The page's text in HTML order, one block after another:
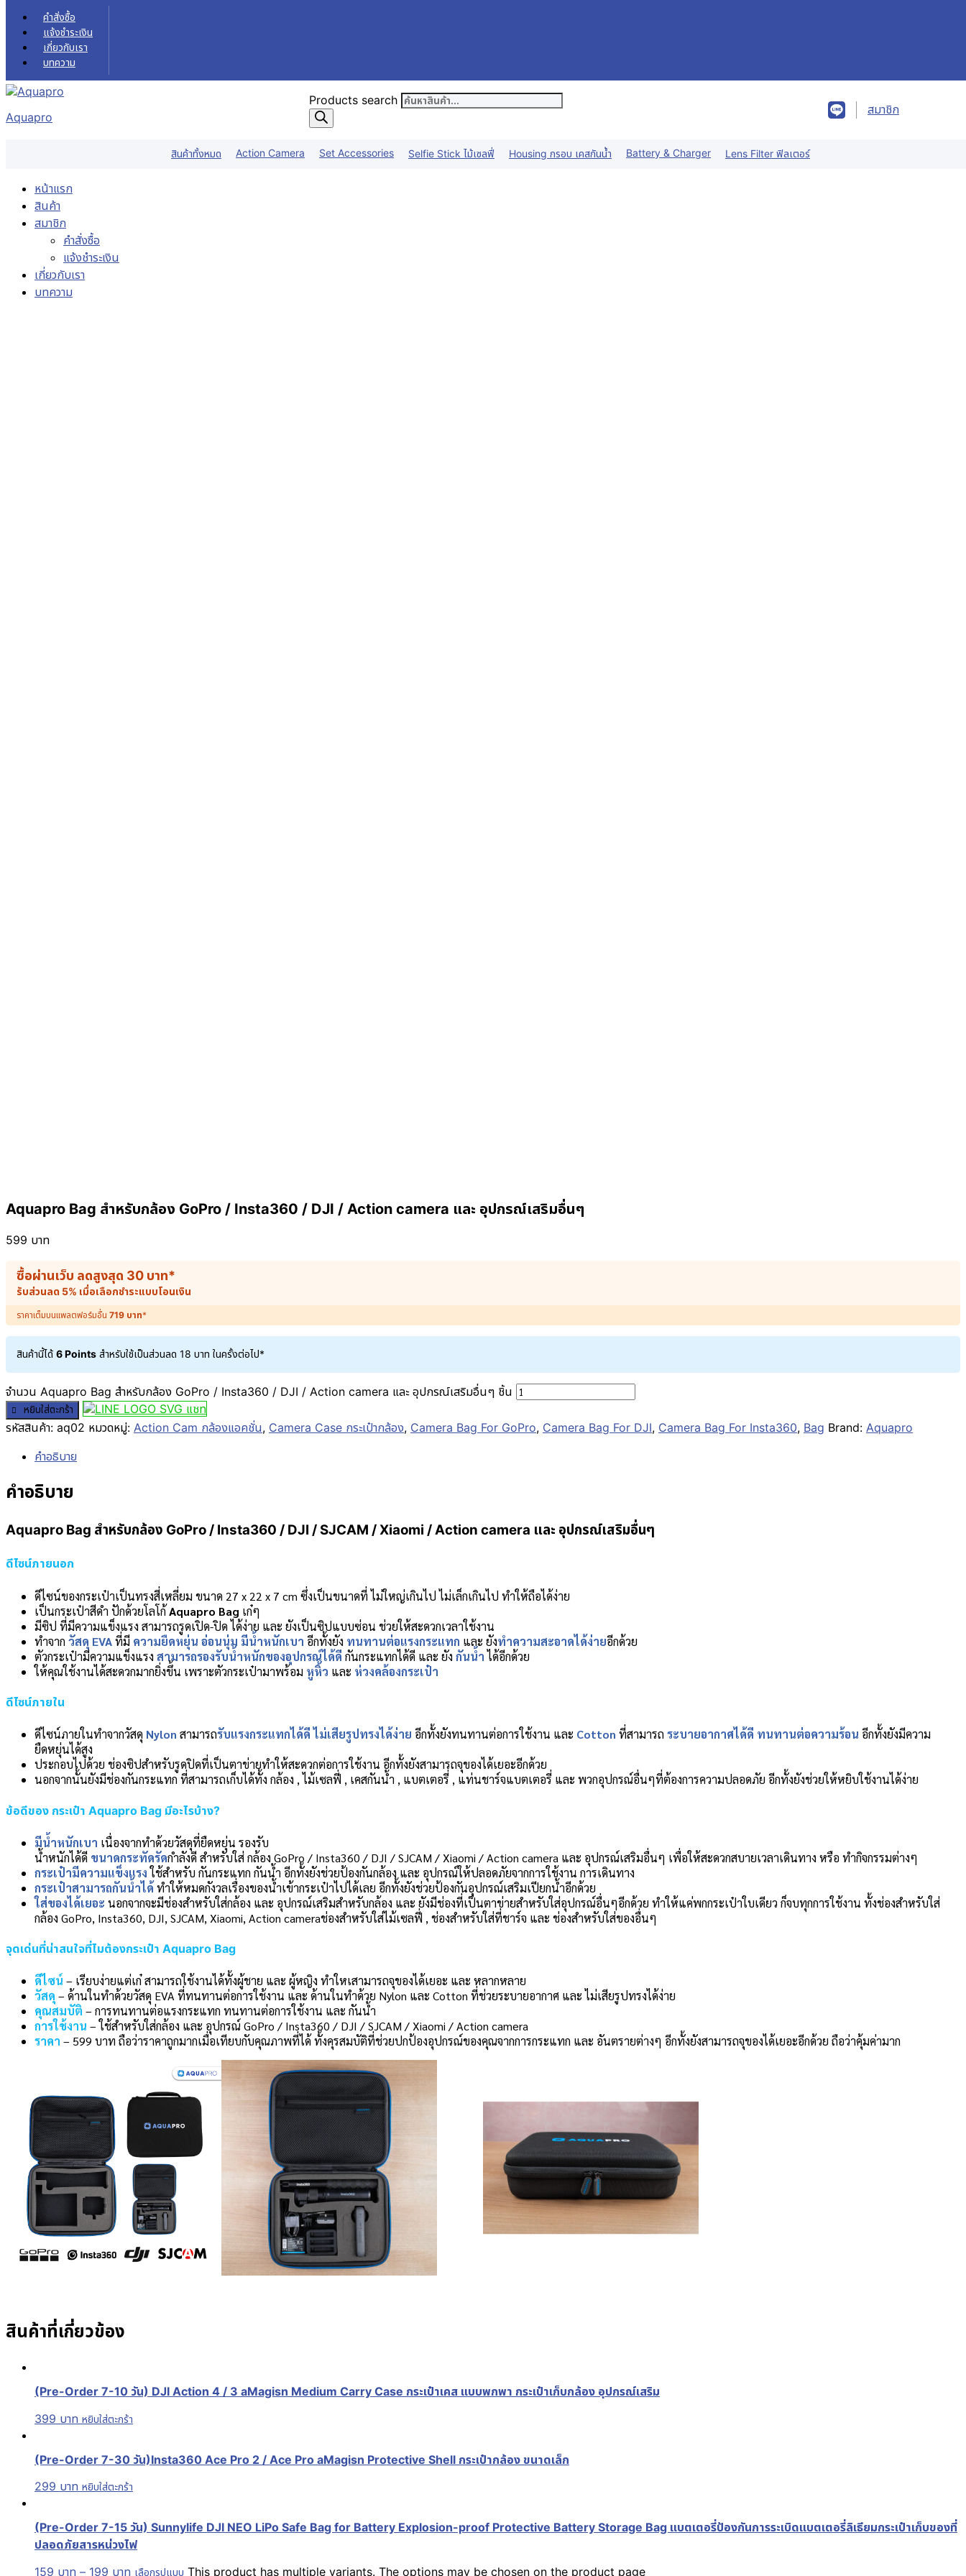
Skip to content
คำสั่งซื้อ
แจ้งชำระเงิน
เกี่ยวกับเรา
บทความ
Aquapro
Products search
สมาชิก
สินค้าทั้งหมด Action Camera Set Accessories Selfie Stick ไม้เซลฟี่ Housing กรอบ เคสกันน้ำ Battery & Charger Lens Filter ฟิลเตอร์
หน้าแรก
สินค้า
สมาชิก
คำสั่งซื้อ
แจ้งชำระเงิน
เกี่ยวกับเรา
บทความ
Aquapro Bag สำหรับกล้อง GoPro / Insta360 / DJI / Action camera และ อุปกรณ์เสริมอื่นๆ
599 บาท
ซื้อผ่านเว็บ ลดสูงสุด 30 บาท*
รับส่วนลด 5% เมื่อเลือกชำระแบบโอนเงิน
ราคาเต็มบนแพลตฟอร์มอื่น 719 บาท*
สินค้านี้ได้ 6 Points สำหรับใช้เป็นส่วนลด 18 บาท ในครั้งต่อไป*
จำนวน Aquapro Bag สำหรับกล้อง GoPro / Insta360 / DJI / Action camera และ อุปกรณ์เสริมอื่นๆ ชิ้น
หยิบใส่ตะกร้า
แชท
รหัสสินค้า: aq02 หมวดหมู่: Action Cam กล้องแอคชั่น, Camera Case กระเป๋ากล้อง, Camera Bag For GoPro, Camera Bag For DJI, Camera Bag For Insta360, Bag Brand: Aquapro
คำอธิบาย
คำอธิบาย
Aquapro Bag สำหรับกล้อง GoPro / Insta360 / DJI / SJCAM / Xiaomi / Action camera และ อุปกรณ์เสริมอื่นๆ
ดีไซน์ภายนอก
ดีไซน์ของกระเป๋าเป็นทรงสี่เหลี่ยม ขนาด 27 x 22 x 7 cm ซึ่งเป็นขนาดที่ ไม่ใหญ่เกินไป ไม่เล็กเกินไป ทำให้ถือได้ง่าย
เป็นกระเป๋าสีดำ ปักด้วยโลโก้Aquapro Bag เก๋ๆ
มีซิป ที่มีความแข็งแรง สามารถรูดเปิด-ปิด ได้ง่าย และ ยังเป็นซิปแบบซ่อน ช่วยให้สะดวกเวลาใช้งาน
ทำจาก วัสดุ EVAที่มี ความยืดหยุ่น อ่อนนุ่ม มีน้ำหนักเบา อีกทั้งยัง ทนทานต่อแรงกระแทก และ ยังทำความสะอาดได้ง่ายอีกด้วย
ตัวกระเป๋ามีความแข็งแรง สามารถรองรับน้ำหนักของอุปกรณ์ได้ดี กันกระแทกได้ดี และ ยัง กันน้ำได้อีกด้วย
ให้คุณใช้งานได้สะดวกมากยิ่งขึ้น เพราะตัวกระเป๋ามาพร้อม หูหิ้ว และ ห่วงคล้องกระเป๋า
ดีไซน์ภายใน
ดีไซน์ภายในทำจากวัสดุ Nylon สามารถรับแรงกระแทกได้ดี ไม่เสียรูปทรงได้ง่าย อีกทั้งยังทนทานต่อการใช้งาน และ Cotton ที่สามารถ ระบายอากาศได้ดี ทนทานต่อความร้อน อีกทั้งยังมีความ
ยืดหยุ่นได้สูง
ประกอบไปด้วย ช่องซิปสำหรับรูดปิดที่เป็นตาข่ายทำให้สะดวกต่อการใช้งาน อีกทั้งยังสามารถจุของได้เยอะอีกด้วย
นอกจากนั้นยังมีช่องกันกระแทก ที่สามารถเก็บได้ทั้ง กล้อง , ไม้เซลฟี่ , เคสกันน้ำ , แบตเตอรี่ , แท่นชาร์จแบตเตอรี่ และ พวกอุปกรณ์อื่นๆที่ต้องการความปลอดภัย อีกทั้งยังช่วยให้หยิบใช้งานได้ง่าย
ข้อดีของ กระเป๋า Aquapro Bag มีอะไรบ้าง?
มีน้ำหนักเบา เนื่องจากทำด้วยวัสดุที่ยืดหยุ่น รองรับ
น้ำหนักได้ดี ขนาดกระทัดรัดกำลังดี สำหรับใส่ กล้อง GoPro / Insta360 / DJI / SJCAM / Xiaomi / Action camera และ อุปกรณ์เสริมอื่นๆ เพื่อให้สะดวกสบายเวลาเดินทาง หรือ ทำกิจกรรมต่างๆ
กระเป๋ามีความแข็งแรงใช้สำหรับ กันกระแทก กันน้ำ อีกทั้งยังช่วยป้องกันกล้อง และ อุปกรณ์ให้ปลอดภัยจากการใช้งาน การเดินทาง
กระเป๋าสามารถกันน้ำได้ทำให้หมดกังวลเรื่องของน้ำเข้ากระเป๋าไปได้เลย อีกทั้งยังช่วยป้องกันอุปกรณ์เสริมเปียกน้ำอีกด้วย
ใส่ของได้เยอะ นอกจากจะมีช่องสำหรับใส่กล้อง และ อุปกรณ์เสริมสำหรับกล้อง และ ยังมีช่องที่เป็นตาข่ายสำหรับใส่อุปกรณ์อื่นๆอีกด้วย ทำให้แค่พกกระเป๋าใบเดียว ก็จบทุกการใช้งาน ทั้งช่องสำหรับใส่
กล้อง GoPro, Insta360, DJI, SJCAM, Xiaomi, Action cameraช่องสำหรับใส่ไม้เซลฟี่ , ช่องสำหรับใส่ที่ชาร์จ และ ช่องสำหรับใส่ของอื่นๆ
จุดเด่นที่น่าสนใจที่ไมต้องกระเป๋า Aquapro Bag
ดีไซน์ – เรียบง่ายแต่เก๋ สามารถใช้งานได้ทั้งผู้ชาย และ ผู้หญิง ทำใหเสามารถจุของได้เยอะ และ หลากหลาย
วัสดุ – ด้านในทำด้วยวัสดุ EVA ที่ทนทานต่อการใช้งาน และ ด้านในทำด้วย Nylon และ Cotton ที่ช่วยระบายอากาศ และ ไม่เสียรูปทรงได้ง่าย
คุณสมบัติ – การทนทานต่อแรงกระแทก ทนทานต่อการใช้งาน และ กันน้ำ
การใช้งาน – ใช้สำหรับใส่กล้อง และ อุปกรณ์ GoPro / Insta360 / DJI / SJCAM / Xiaomi / Action camera
ราคา – 599 บาท ถือว่าราคาถูกมากเมื่อเทียบกับคุณภาพที่ได้ ทั้งคุรสมบัติที่ช่วยปกป้องอุปกรณ์ของคุณจากการกระแทก และ อันตรายต่างๆ อีกทั้งยังสามารถจุของได้เยอะอีกด้วย ถือว่าคุ้มค่ามาก
สินค้าที่เกี่ยวข้อง
(Pre-Order 7-10 วัน) DJI Action 4 / 3 aMagisn Medium Carry Case กระเป๋าเคส แบบพกพา กระเป๋าเก็บกล้อง อุปกรณ์เสริม
399 บาท หยิบใส่ตะกร้า
(Pre-Order 7-30 วัน)Insta360 Ace Pro 2 / Ace Pro aMagisn Protective Shell กระเป๋ากล้อง ขนาดเล็ก
299 บาท หยิบใส่ตะกร้า
(Pre-Order 7-15 วัน) Sunnylife DJI NEO LiPo Safe Bag for Battery Explosion-proof Protective Battery Storage Bag แบตเตอรี่ป้องกันการระเบิดแบตเตอรี่ลิเธียมกระเป๋าเก็บของที่
ปลอดภัยสารหน่วงไฟ
159 บาท – 199 บาท เลือกรูปแบบ This product has multiple variants. The options may be chosen on the product page